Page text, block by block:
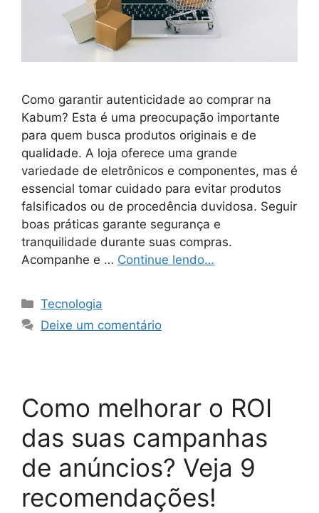
Como garantir autenticidade ao comprar na
Kabum? Esta é uma preocupação importante
para quem busca produtos originais e de
qualidade. A loja oferece uma grande
variedade de eletrônicos e componentes, mas é
essencial tomar cuidado para evitar produtos
falsificados ou de procedência duvidosa. Seguir
boas práticas garante segurança e
tranquilidade durante suas compras.
Acompanhe e … Continue lendo…
Categorias
Tecnologia
Deixe um comentário
Como melhorar o ROI
das suas campanhas
de anúncios? Veja 9
recomendações!